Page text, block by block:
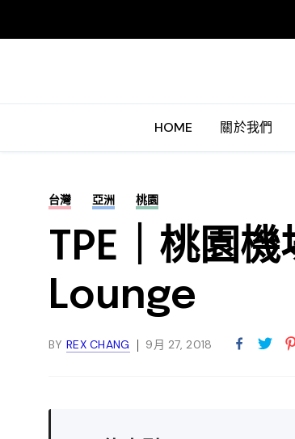
HOME 關於我們
台灣 亞洲 桃園
TPE｜桃園
Lounge
BY REX CHANG 9月 27, 2018